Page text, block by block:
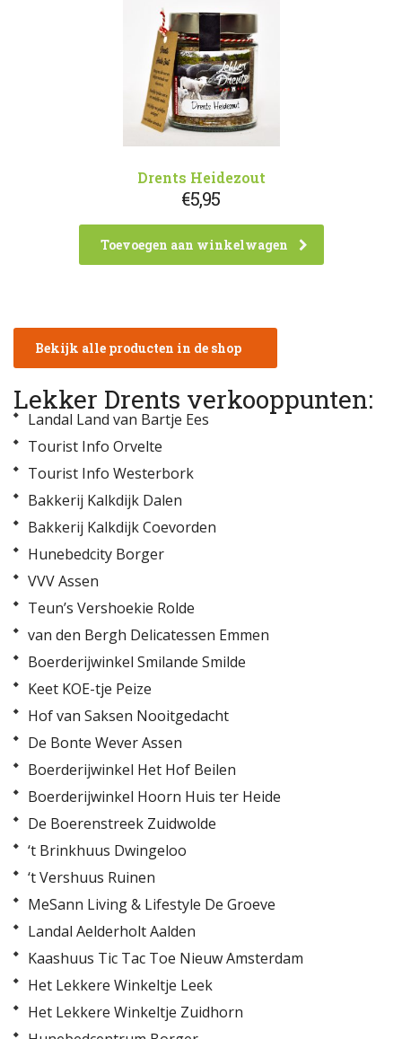
Drents Heidezout
€5,95
Toevoegen aan winkelwagen
Bekijk alle producten in de shop
Lekker Drents verkooppunten:
Landal Land van Bartje Ees
Tourist Info Orvelte
Tourist Info Westerbork
Bakkerij Kalkdijk Dalen
Bakkerij Kalkdijk Coevorden
Hunebedcity Borger
VVV Assen
Teun’s Vershoekie Rolde
van den Bergh Delicatessen Emmen
Boerderijwinkel Smilande Smilde
Keet KOE-tje Peize
Hof van Saksen Nooitgedacht
De Bonte Wever Assen
Boerderijwinkel Het Hof Beilen
Boerderijwinkel Hoorn Huis ter Heide
De Boerenstreek Zuidwolde
‘t Brinkhuus Dwingeloo
‘t Vershuus Ruinen
MeSann Living & Lifestyle De Groeve
Landal Aelderholt Aalden
Kaashuus Tic Tac Toe Nieuw Amsterdam
Het Lekkere Winkeltje Leek
Het Lekkere Winkeltje Zuidhorn